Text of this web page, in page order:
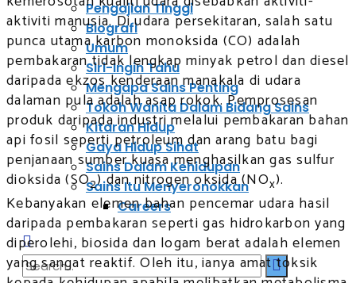
Pengajian Tinggi
Biografi
Umum
Siri-Ingin Tahu
Mengapa Sains Penting
Tokoh Wanita Dalam Bidang Sains
Kitaran Hidup
Gaya Hidup Sihat
Sains Dalam Kehidupan
Sains Itu Menyeronokkan
Careers
aktiviti manusia. Di udara persekitaran, salah satu
punca utama karbon monoksida (CO) adalah
pembakaran tidak lengkap minyak petrol dan diesel
daripada ekzos kenderaan manakala di udara
dalaman pula adalah asap rokok. Pemprosesan
produk daripada industri melalui pembakaran bahan
api fosil seperti petroleum dan arang batu bagi
penjanaan sumber kuasa menghasilkan gas sulfur
dioksida (SO2) dan nitrogen oksida (NOx).
Kebanyakan elemen bahan pencemar udara hasil
daripada pembakaran seperti gas hidrokarbon yang
diperolehi, biosida dan logam berat adalah elemen
yang sangat reaktif. Oleh itu, ianya amat toksik